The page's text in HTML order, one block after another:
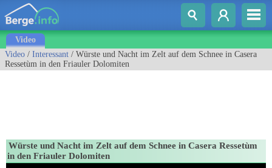
Video
Video / Interessant / Würste und Nacht im Zelt auf dem Schnee in Casera
Ressetùm in den Friauler Dolomiten
Würste und Nacht im Zelt auf dem Schnee in Casera Ressetùm
in den Friauler Dolomiten